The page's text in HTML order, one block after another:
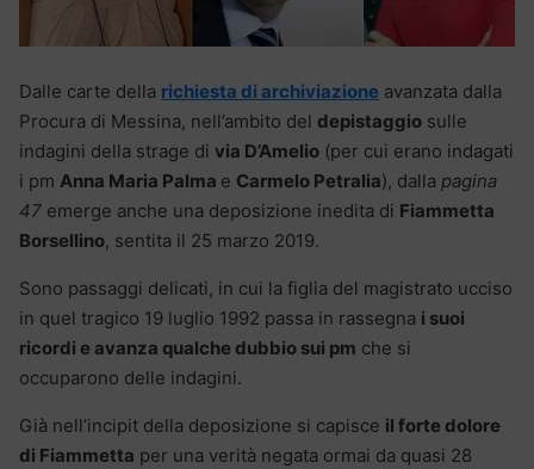
Dalle carte della richiesta di archiviazione avanzata dalla
Procura di Messina, nell’ambito del depistaggio sulle
indagini della strage di via D’Amelio (per cui erano indagati
i pm Anna Maria Palma e Carmelo Petralia), dalla pagina
47 emerge anche una deposizione inedita di Fiammetta
Borsellino, sentita il 25 marzo 2019.
Sono passaggi delicati, in cui la figlia del magistrato ucciso
in quel tragico 19 luglio 1992 passa in rassegna i suoi
ricordi e avanza qualche dubbio sui pm che si
occuparono delle indagini.
Già nell’incipit della deposizione si capisce il forte dolore
di Fiammetta per una verità negata ormai da quasi 28